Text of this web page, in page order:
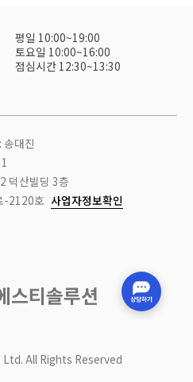
평일 10:00~19:00
토요일 10:00~16:00
점심시간 12:30~13:30
대진
덕산빌딩 3층
-2120호 사업자정보확인
스티솔루션
All Rights Reserved